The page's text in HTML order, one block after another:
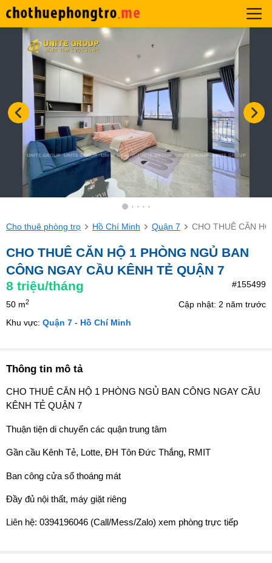
Cho thuê phòng trọ Hồ Chí Minh Quận 7 CHO THUÊ CĂN
CHO THUÊ CĂN HỘ 1 PHÒNG NGỦ BAN
CÔNG NGAY CẦU KÊNH TẺ QUẬN 7
8 triệu/tháng #155499
50 m2
Cập nhật: 2 năm trước
Khu vực: Quận 7 - Hồ Chí Minh
Thông tin mô tả
CHO THUÊ CĂN HỘ 1 PHÒNG NGỦ BAN CÔNG NGAY CẦU
KÊNH TẺ QUẬN 7
Thuận tiện di chuyển các quận trung tâm
Gần cầu Kênh Tẻ, Lotte, ĐH Tôn Đức Thắng, RMIT
Ban công cửa sổ thoáng mát
Đầy đủ nội thất, máy giặt riêng
Liên hệ: 0394196046 (Call/Mess/Zalo) xem phòng trực tiếp